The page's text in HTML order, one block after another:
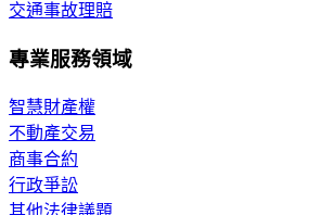
交通事故理賠
專業服務領域
智慧財產權
不動產交易
商事合約
行政爭訟
其他法律議題